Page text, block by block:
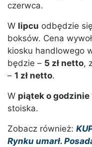
czerwca.
W lipcu odbędzie
boksów. Cena
kiosku handlowego
będzie – 5 zł netto,
– 1 zł netto.
W piątek o godzinie
stoiska.
Zobacz również:
Rynku umarł.